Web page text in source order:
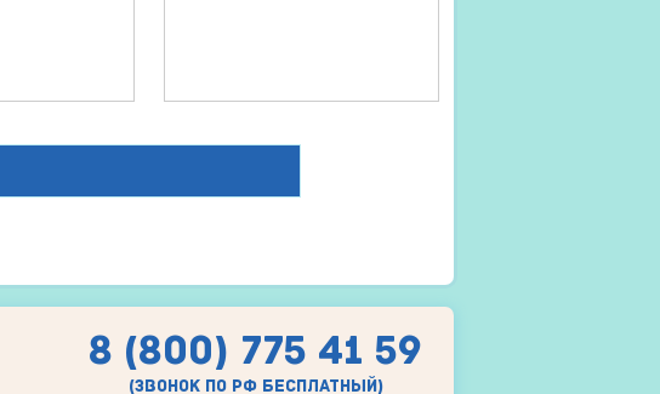
8 (800) 775 41 59
(звонок по рф бесплатный)